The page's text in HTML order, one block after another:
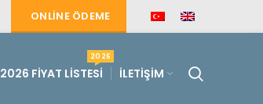
ONLINE ÖDEME
2026 FIYAT LISTESI
2026
İLETIŞIM